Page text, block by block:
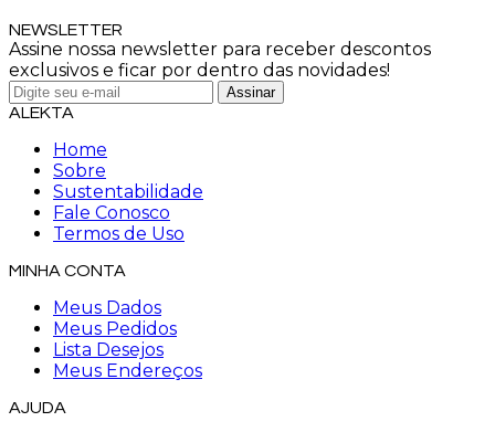
NEWSLETTER
Assine nossa newsletter para receber descontos
exclusivos e ficar por dentro das novidades!
ALEKTA
Home
Sobre
Sustentabilidade
Fale Conosco
Termos de Uso
MINHA CONTA
Meus Dados
Meus Pedidos
Lista Desejos
Meus Endereços
AJUDA